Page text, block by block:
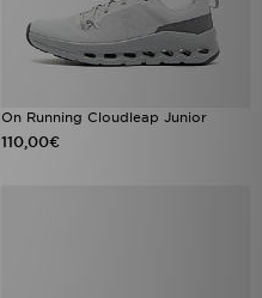
On Running Cloudleap Junior
110,00€